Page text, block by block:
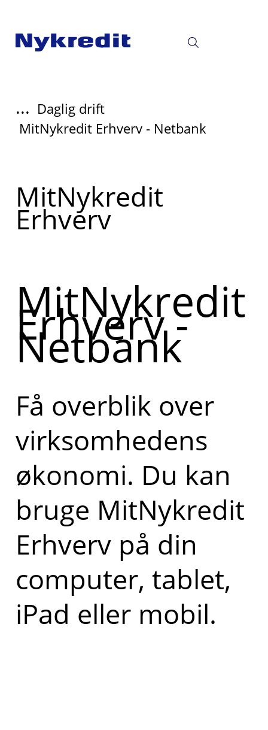
... Daglig drift
MitNykredit Erhverv - Netbank
Read
more
about
MitNykredit
Erhverv
MitNykredit
Erhverv -
Netbank
Få overblik over
virksomhedens
økonomi. Du kan
bruge MitNykredit
Erhverv på din
computer, tablet,
iPad eller mobil.